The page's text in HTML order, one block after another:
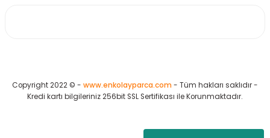
Copyright 2022 © - www.enkolayparca.com - Tüm hakları saklıdır -
Kredi kartı bilgileriniz 256bit SSL Sertifikası ile Korunmaktadır.